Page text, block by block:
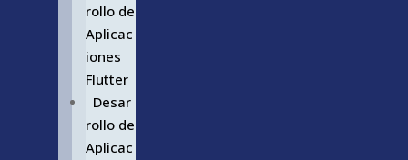
rollo de
Aplicac
iones
Flutter
Desar
rollo de
Aplicac